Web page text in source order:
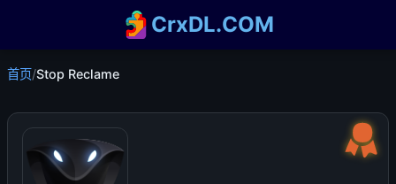
CrxDL.COM
首页/Stop Reclame